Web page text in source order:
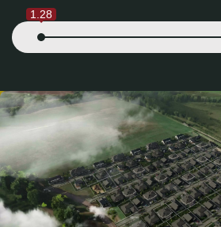
1.28